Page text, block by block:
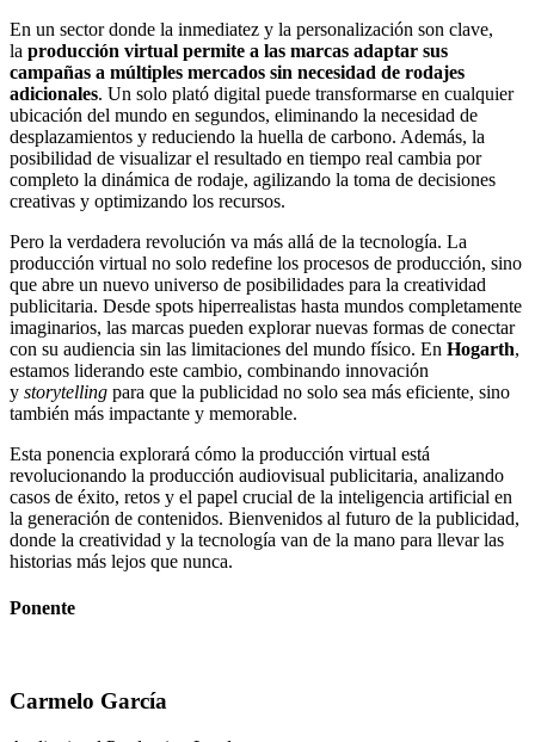
En un sector donde la inmediatez y la personalización son clave,
la producción virtual permite a las marcas adaptar sus
campañas a múltiples mercados sin necesidad de rodajes
adicionales. Un solo plató digital puede transformarse en cualquier
ubicación del mundo en segundos, eliminando la necesidad de
desplazamientos y reduciendo la huella de carbono. Además, la
posibilidad de visualizar el resultado en tiempo real cambia por
completo la dinámica de rodaje, agilizando la toma de decisiones
creativas y optimizando los recursos.
Pero la verdadera revolución va más allá de la tecnología. La
producción virtual no solo redefine los procesos de producción, sino
que abre un nuevo universo de posibilidades para la creatividad
publicitaria. Desde spots hiperrealistas hasta mundos completamente
imaginarios, las marcas pueden explorar nuevas formas de conectar
con su audiencia sin las limitaciones del mundo físico. En Hogarth,
estamos liderando este cambio, combinando innovación
y storytelling para que la publicidad no solo sea más eficiente, sino
también más impactante y memorable.
Esta ponencia explorará cómo la producción virtual está
revolucionando la producción audiovisual publicitaria, analizando
casos de éxito, retos y el papel crucial de la inteligencia artificial en
la generación de contenidos. Bienvenidos al futuro de la publicidad,
donde la creatividad y la tecnología van de la mano para llevar las
historias más lejos que nunca.
Ponente
Carmelo García